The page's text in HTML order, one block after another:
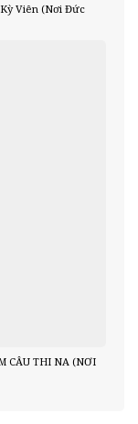
Viên (Nơi Đức
CÂU THI NA (NƠI